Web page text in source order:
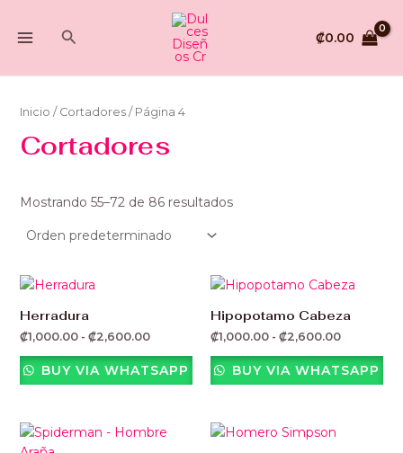
contenido
MENU
Buscar ₡0.00
Inicio / Cortadores/ Página 4
Cortadores
Mostrando 55–72 de 86 resultados
Herradura
₡1,000.00 - ₡2,600.00₡1,000.00
hasta
₡2,600.00
BUY VIA WHATSAPP
Hipopotamo Cabeza
₡1,000.00 - ₡2,600.00
Rango
desde
₡1,000.00
hasta
₡2,600.00
BUY VIA WHATSAPP
Rango